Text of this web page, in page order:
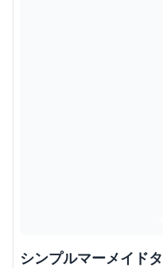
シンプルマーメイド